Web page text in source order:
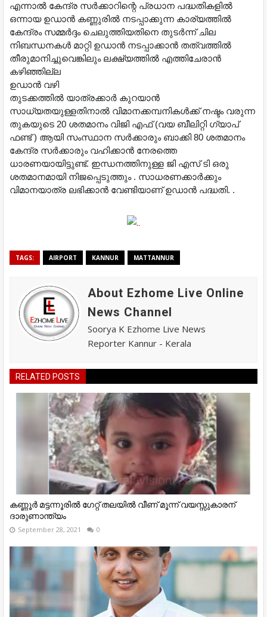
എന്നാൽ കേന്ദ്ര സർക്കാറിന്റെ പ്രധാന പദ്ധതികളിൽ
ഒന്നായ ഉഡാൻ കണ്ണുരിൽ നടപ്പാക്കുന്ന കാര്യത്തിൽ
കേന്ദ്രം സമ്മർദ്ദം ചെലുത്തിയതിനെ തുടർന്ന് ചില
നിബന്ധനകൾ മാറ്റി ഉഡാൻ നടപ്പാക്കാൻ തത്വത്തിൽ
തീരുമാനിച്ചുവെങ്കിലും ലക്ഷ്യത്തിൽ എത്തിചേരാൻ
കഴിഞ്ഞില്ല
ഉഡാൻ വഴി
തുടക്കത്തിൽ യാത്രക്കാർ കുറയാൻ
സാധ്യതയുള്ളതിനാൽ വിമാനക്കമ്പനികൾക്ക് നഷ്ടം വരുന്ന
തുകയുടെ 20 ശതമാനം വിജി എഫ് (വയ ബീലിറ്റി ഗ്യാപ്
ഫണ്ട് ) ആയി സംസ്ഥാന സർക്കാരും ബാക്കി 80 ശതമാനം
കേന്ദ്ര സർക്കാരും വഹിക്കാൻ നേരത്തെ
ധാരണയായിട്ടുണ്ട്. ഇന്ധനത്തിനുള്ള ജി എസ് ടി ഒരു
ശതമാനമായി നിജപ്പെടുത്തും . സാധരണക്കാർക്കും
വിമാനയാത്ര ലഭിക്കാൻ വേണ്ടിയാണ് ഉഡാൻ പദ്ധതി. .
TAGS: AIRPORT KANNUR MATTANNUR
About Ezhome Live Online
News Channel
Soorya K Ezhome Live News
Reporter Kannur - Kerala
RELATED POSTS
കണ്ണൂര്‍ മട്ടന്നൂരില്‍ ഗേറ്റ് തലയില്‍ വീണ് മൂന്ന് വയസ്സുകാരന്
ദാരുണാന്ത്യം
September 28, 2021 0